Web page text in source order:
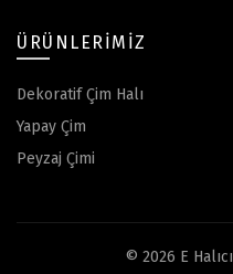
ÜRÜNLERIMIZ
Dekoratif Çim Halı
Yapay Çim
Peyzaj Çimi
© 2026 E Halıcı